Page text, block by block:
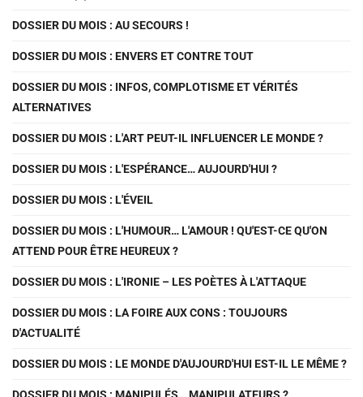
DOSSIER DU MOIS : AU SECOURS !
DOSSIER DU MOIS : ENVERS ET CONTRE TOUT
DOSSIER DU MOIS : INFOS, COMPLOTISME ET VÉRITÉS
ALTERNATIVES
DOSSIER DU MOIS : L'ART PEUT-IL INFLUENCER LE MONDE ?
DOSSIER DU MOIS : L'ESPÉRANCE… AUJOURD'HUI ?
DOSSIER DU MOIS : L'ÉVEIL
DOSSIER DU MOIS : L'HUMOUR… L'AMOUR ! QU'EST-CE QU'ON
ATTEND POUR ÊTRE HEUREUX ?
DOSSIER DU MOIS : L'IRONIE – LES POÈTES À L'ATTAQUE
DOSSIER DU MOIS : LA FOIRE AUX CONS : TOUJOURS
D'ACTUALITÉ
DOSSIER DU MOIS : LE MONDE D'AUJOURD'HUI EST-IL LE MÊME ?